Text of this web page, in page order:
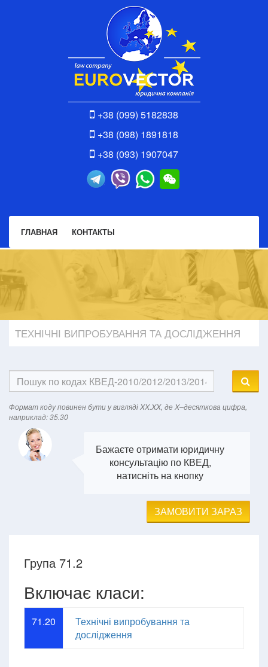
+38 (099) 5182838
+38 (098) 1891818
+38 (093) 1907047
ГЛАВНАЯ КОНТАКТЫ
ТЕХНІЧНІ ВИПРОБУВАННЯ ТА ДОСЛІДЖЕННЯ
Формат кодy повинен бути у вигляді XX.XX, де X–десяткова цифра,
наприклад: 35.30
Бажаєте отримати юридичну
консультацію по КВЕД,
натисніть на кнопку
ЗАМОВИТИ ЗАРАЗ
Група 71.2
Включає класи:
71.20
Технічні випробування та
дослідження